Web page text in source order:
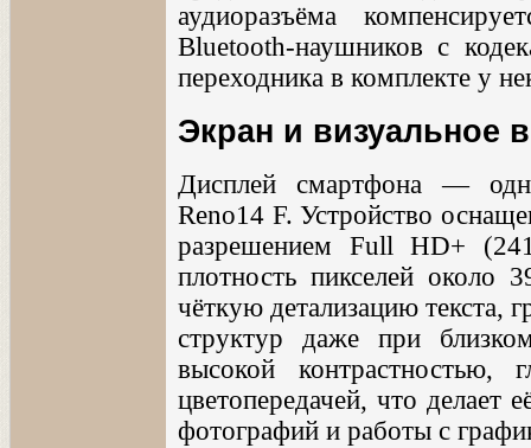
аудиоразъёма
Bluetooth-наушников с
переходника в комплекте у
Экран и визуальное
Дисплей смартфона —
Reno14 F. Устройство
разрешением Full HD+
плотность пикселей около
чёткую детализацию текста,
структур даже при
высокой
цветопередачей, что делает
фотографий и работы с